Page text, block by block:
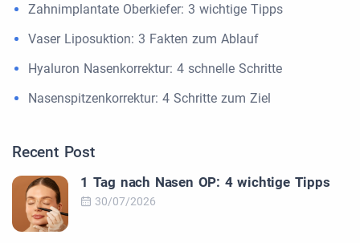
Zahnimplantate Oberkiefer: 3 wichtige Tipps
Vaser Liposuktion: 3 Fakten zum Ablauf
Hyaluron Nasenkorrektur: 4 schnelle Schritte
Nasenspitzenkorrektur: 4 Schritte zum Ziel
Recent Post
1 Tag nach Nasen OP: 4 wichtige Tipps
30/07/2026